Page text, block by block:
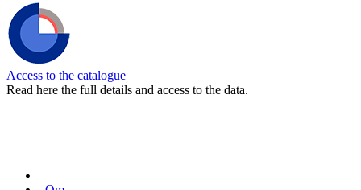
Access to the catalogue
Read here the full details and access to the data.